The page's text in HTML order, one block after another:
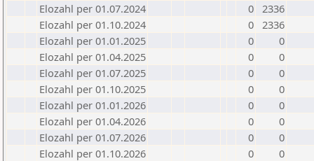
Elozahl per 01.07.2024
0 2336
Elozahl per 01.10.2024
0 2336
Elozahl per 01.01.2025
0
0
Elozahl per 01.04.2025
0
0
Elozahl per 01.07.2025
0
0
Elozahl per 01.10.2025
0
0
Elozahl per 01.01.2026
0
0
Elozahl per 01.04.2026
0
0
Elozahl per 01.07.2026
0
0
Elozahl per 01.10.2026
0 0